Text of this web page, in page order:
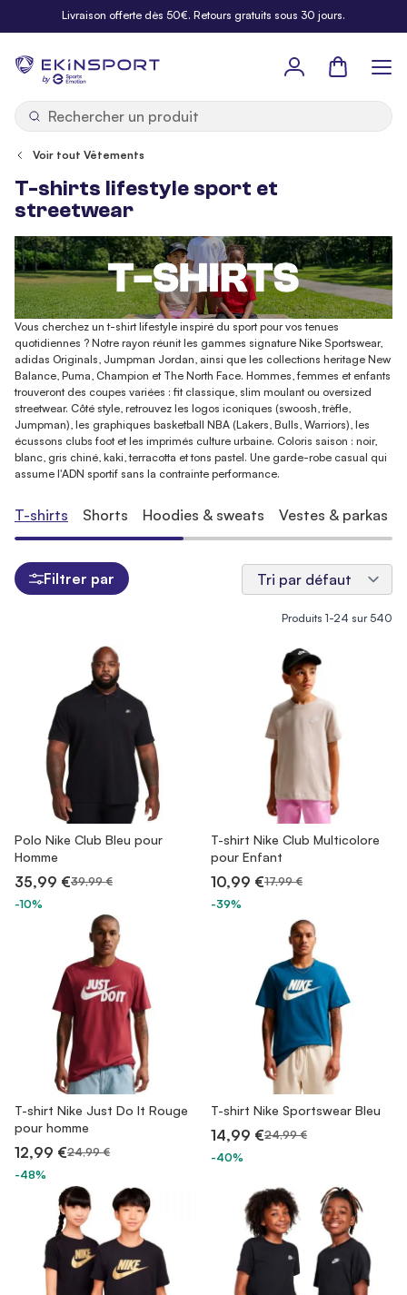
Allez au contenuLivraison offerte dès 50€. Retours gratuits sous 30 jours.
by
Panier
Voir tout Vêtements
T-shirts lifestyle sport et
streetwear
Vous cherchez un t-shirt lifestyle inspiré du sport pour vos tenues
quotidiennes ? Notre rayon réunit les gammes signature Nike Sportswear,
adidas Originals, Jumpman Jordan, ainsi que les collections heritage New
Balance, Puma, Champion et The North Face. Hommes, femmes et enfants
trouveront des coupes variées : fit classique, slim moulant ou oversized
streetwear. Côté style, retrouvez les logos iconiques (swoosh, trèfle,
Jumpman), les graphiques basketball NBA (Lakers, Bulls, Warriors), les
écussons clubs foot et les imprimés culture urbaine. Coloris saison : noir,
blanc, gris chiné, kaki, terracotta et tons pastel. Une garde-robe casual qui
assume l'ADN sportif sans la contrainte performance.
Produits 1-24 sur 540
Polo Nike Club Bleu pour
Homme
35,99 €39,99 €
-10%
T-shirt Nike Club Multicolore
pour Enfant
10,99 €17,99 €
-39%
T-shirt Nike Just Do It Rouge
pour homme
12,99 €24,99 €
-48%
T-shirt Nike Sportswear Bleu
14,99 €24,99 €
-40%
T-shirts Shorts Hoodies & sweats Vestes & parkas
Filtrer par